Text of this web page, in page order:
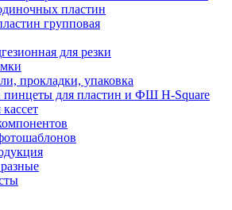
пластин
групповая
для резки
прокладки, упаковка
пинцеты для пластин и ФШ H-Square